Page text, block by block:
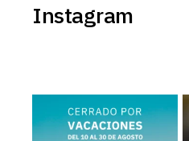
Instagram
BJF Lighting permanecerá
𝗰𝗲𝗿𝗿𝗮𝗱𝗼 𝗽𝗼𝗿...